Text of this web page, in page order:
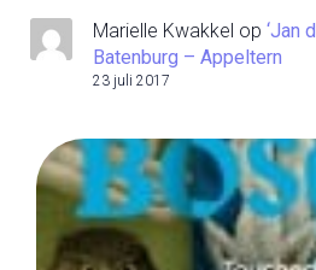
Marielle Kwakkel op ‘Jan
Batenburg – Appeltern
23 juli 2017